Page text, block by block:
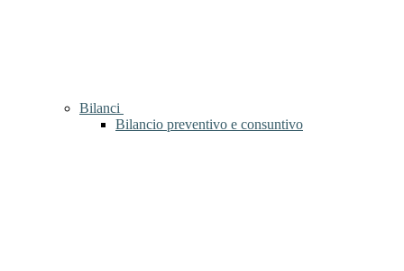
Bilanci
Bilancio preventivo e consuntivo